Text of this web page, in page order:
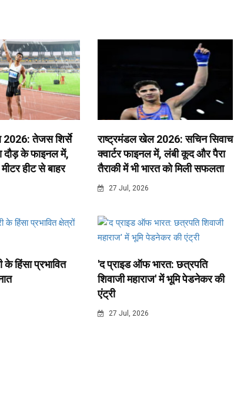
2026: तेजस शिर्से
दौड़ के फाइनल में,
हीट से बाहर
राष्ट्रमंडल खेल 2026: सचिन सिवाच
क्वार्टर फाइनल में, लंबी कूद और पैरा
तैराकी में भी भारत को मिली सफलता
27 Jul, 2026
हिंसा प्रभावित
'द प्राइड ऑफ भारत: छत्रपति
शिवाजी महाराज' में भूमि पेडनेकर की
एंट्री
27 Jul, 2026